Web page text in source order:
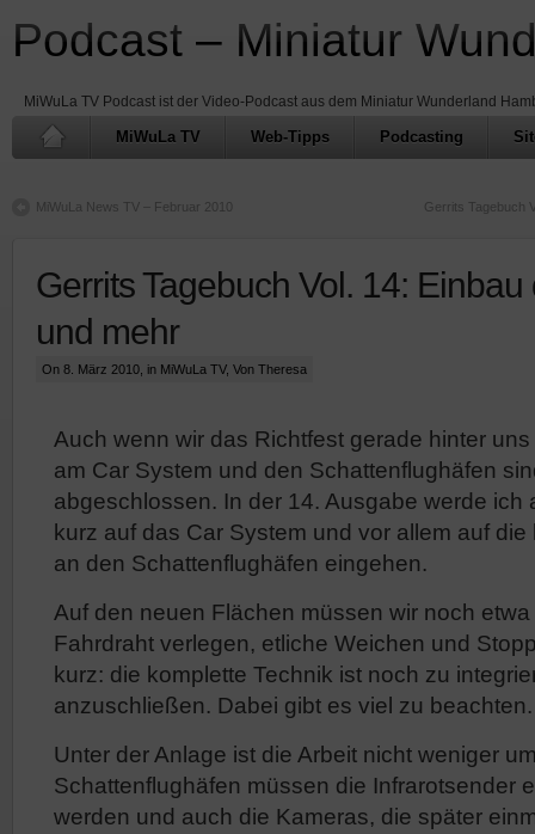
Podcast – Miniatur
MiWuLa TV Podcast ist der Video-Podcast aus dem Miniatur Wunderland
MiWuLa TV Web-Tipps Podcasting
MiWuLa News TV – Februar 2010 Gerrits Tagebuch
Gerrits Tagebuch Vol. 14: Einbau
und mehr
On 8. März 2010, in MiWuLa TV, Von Theresa
Auch wenn wir das Richtfest gerade hinter
am Car System und den Schattenflughäfen
abgeschlossen. In der 14. Ausgabe werde ich
kurz auf das Car System und vor allem auf
an den Schattenflughäfen eingehen.
Auf den neuen Flächen müssen wir noch
Fahrdraht verlegen, etliche Weichen und
kurz: die komplette Technik ist noch zu
anzuschließen. Dabei gibt es viel zu beachten.
Unter der Anlage ist die Arbeit nicht weniger
Schattenflughäfen müssen die Infrarotsender
werden und auch die Kameras, die später